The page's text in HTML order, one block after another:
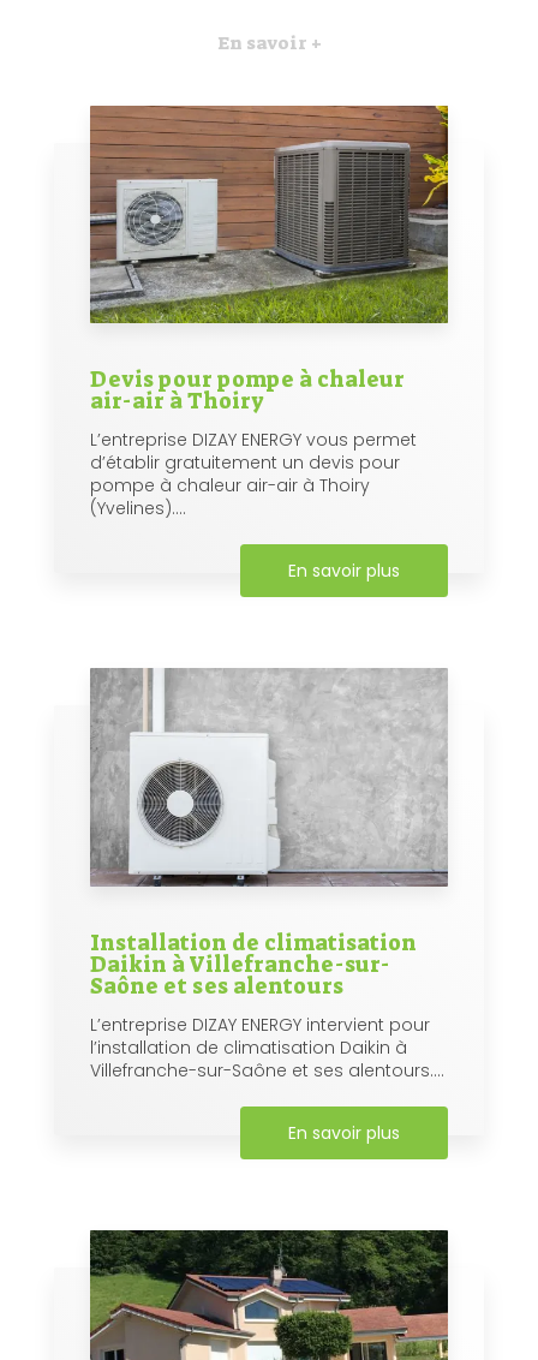
En savoir +
Devis pour pompe à chaleur
air-air à Thoiry
L’entreprise DIZAY ENERGY vous permet
d’établir gratuitement un devis pour
pompe à chaleur air-air à Thoiry
(Yvelines)....
En savoir plus
Installation de climatisation
Daikin à Villefranche-sur-
Saône et ses alentours
L’entreprise DIZAY ENERGY intervient pour
l’installation de climatisation Daikin à
Villefranche-sur-Saône et ses alentours....
En savoir plus